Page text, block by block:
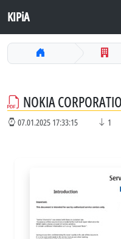
KIPiA
NOKIA
07.01.2025 17:33:15 1